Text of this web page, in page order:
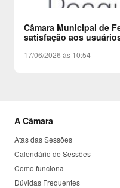
Câmara Municipal de
satisfação aos
17/06/2026 às 10:54
A Câmara
Atas das Sessões
Calendário de Sessões
Como funciona
Dúvidas Frequentes